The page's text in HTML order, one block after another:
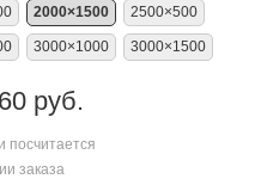
2000×1500 2500×500
3000×1000 3000×1500
руб.
посчитается
заказа